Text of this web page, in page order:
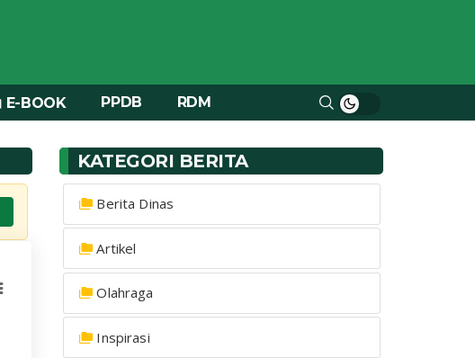
E-BOOK PPDB RDM
KATEGORI BERITA
Berita Dinas
Artikel
Olahraga
Inspirasi